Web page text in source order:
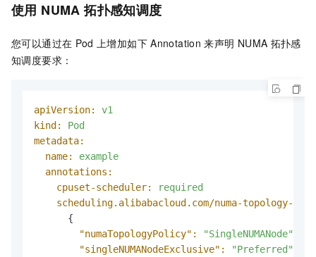
使用 NUMA 拓扑感知调度
您可以通过在 Pod 上增加如下 Annotation 来声明 NUMA 拓扑感
知调度要求：
apiVersion:
v1
kind:
Pod
metadata:
name:
example
annotations:
cpuset-scheduler:
required
scheduling.alibabacloud.com/numa-topology-
      {
"numaTopologyPolicy":
"SingleNUMANode"
"singleNUMANodeExclusive":
"Preferred"